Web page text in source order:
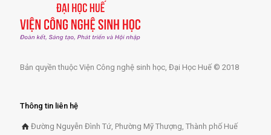
Bản quyền thuộc Viện Công nghệ sinh học, Đại Học Huế © 2018
Thông tin liên hệ
Đường Nguyễn Đình Tứ, Phường Mỹ Thượng, Thành phố Huế